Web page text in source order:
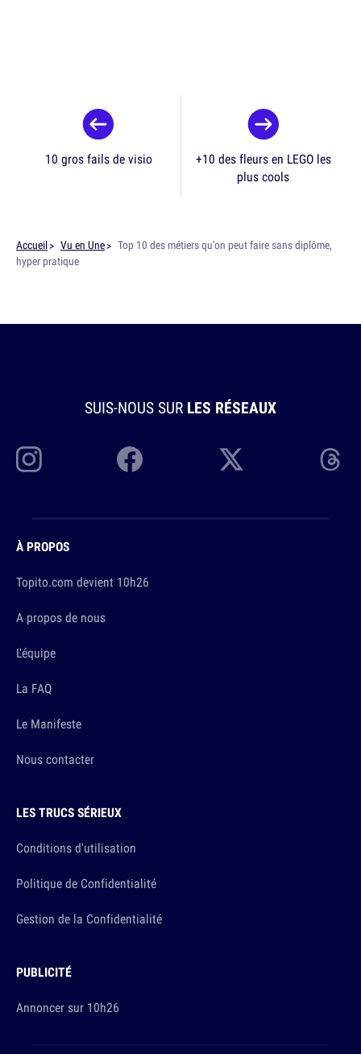
10 gros fails de visio
+10 des fleurs en LEGO les
plus cools
Accueil Vu en Une
Top 10 des métiers qu'on peut faire sans diplôme,
hyper pratique
SUIS-NOUS SUR LES RÉSEAUX
À PROPOS
Topito.com devient 10h26
A propos de nous
L'équipe
La FAQ
Le Manifeste
Nous contacter
LES TRUCS SÉRIEUX
Conditions d'utilisation
Politique de Confidentialité
Gestion de la Confidentialité
PUBLICITÉ
Annoncer sur 10h26